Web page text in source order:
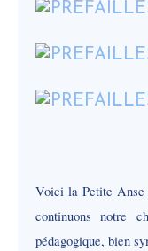
Voici la Petite Anse
continuons notre
pédagogique, bien